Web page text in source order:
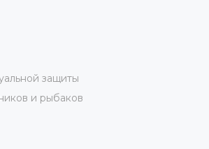
защиты
и рыбаков